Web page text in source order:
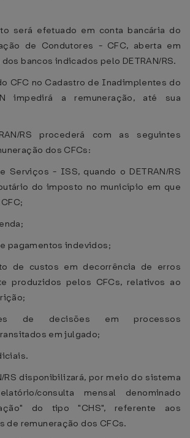
será efetuado em conta bancária do
de Condutores - CFC, aberta em
bancos indicados pelo DETRAN/RS.
CFC no Cadastro de Inadimplentes do
impedirá a remuneração, até sua
RS procederá com as seguintes
dos CFCs:
Serviços - ISS, quando o DETRAN/RS
do imposto no município em que
pagamentos indevidos;
de custos em decorrência de erros
produzidos pelos CFCs, relativos ao
de decisões em processos
em julgado;
RS disponibilizará, por meio do sistema
consulta mensal denominado
do tipo "CHS", referente aos
de remuneração dos CFCs.